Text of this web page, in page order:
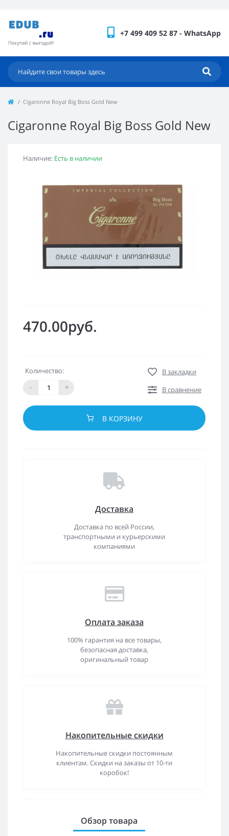
+7 499 409 52 87 - WhatsApp
Cigaronne Royal Big Boss Gold New
Cigaronne Royal Big Boss Gold New
Наличие: Есть в наличии
470.00руб.
Количество:
-
+
В закладки
В сравнение
В КОРЗИНУ
Доставка
Доставка по всей России,
транспортными и курьерскими
компаниями
Оплата заказа
100% гарантия на все товары,
безопасная доставка,
оригинальный товар
Накопительные скидки
Накопительные скидки постоянным
клиентам. Скидки на заказы от 10-ти
коробок!
Обзор товара